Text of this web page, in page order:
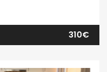
310€